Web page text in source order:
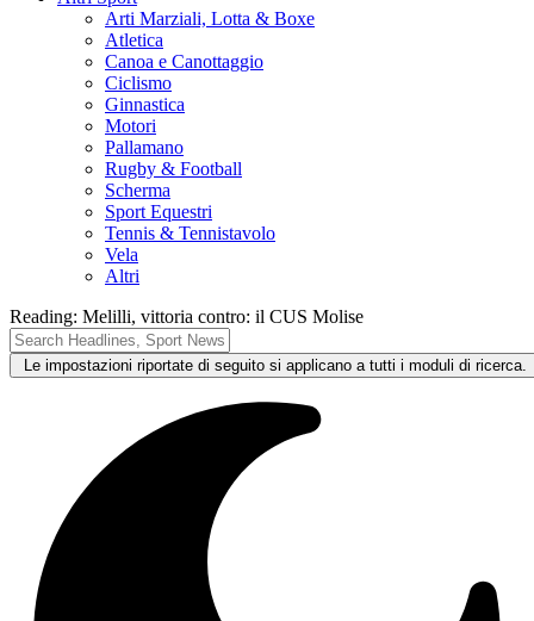
Arti Marziali, Lotta & Boxe
Atletica
Canoa e Canottaggio
Ciclismo
Ginnastica
Motori
Pallamano
Rugby & Football
Scherma
Sport Equestri
Tennis & Tennistavolo
Vela
Altri
Reading: Melilli, vittoria contro: il CUS Molise